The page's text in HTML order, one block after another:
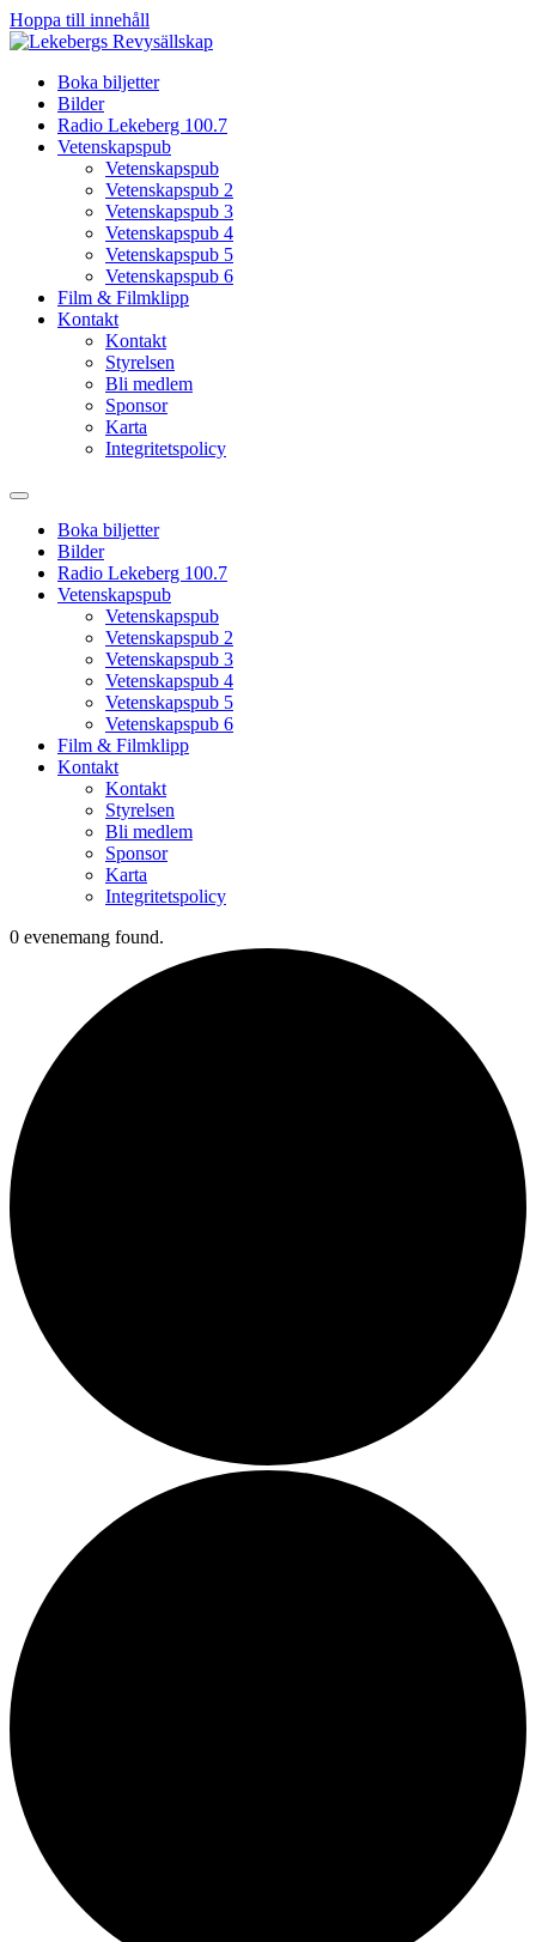
Hoppa till innehåll
Boka biljetter
Bilder
Radio Lekeberg 100.7
Vetenskapspub
Vetenskapspub
Vetenskapspub 2
Vetenskapspub 3
Vetenskapspub 4
Vetenskapspub 5
Vetenskapspub 6
Film & Filmklipp
Kontakt
Kontakt
Styrelsen
Bli medlem
Sponsor
Karta
Integritetspolicy
Boka biljetter
Bilder
Radio Lekeberg 100.7
Vetenskapspub
Vetenskapspub
Vetenskapspub 2
Vetenskapspub 3
Vetenskapspub 4
Vetenskapspub 5
Vetenskapspub 6
Film & Filmklipp
Kontakt
Kontakt
Styrelsen
Bli medlem
Sponsor
Karta
Integritetspolicy
0 evenemang found.